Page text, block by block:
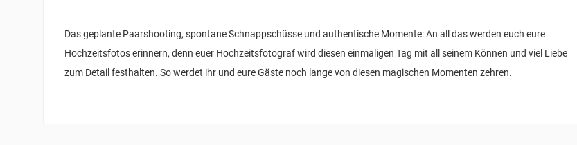
Das geplante Paarshooting, spontane Schnappschüsse und authentische Momente: An all das werden euch eure
Hochzeitsfotos erinnern, denn euer Hochzeitsfotograf wird diesen einmaligen Tag mit all seinem Können und viel Liebe
zum Detail festhalten. So werdet ihr und eure Gäste noch lange von diesen magischen Momenten zehren.